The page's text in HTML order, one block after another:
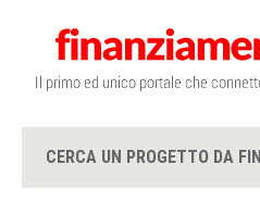
CERCA UN PROGETTO DA